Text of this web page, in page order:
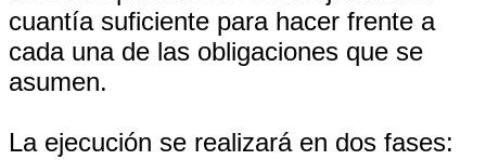
cuantía suficiente para hacer frente a
cada una de las obligaciones que se
asumen.
La ejecución se realizará en dos fases: